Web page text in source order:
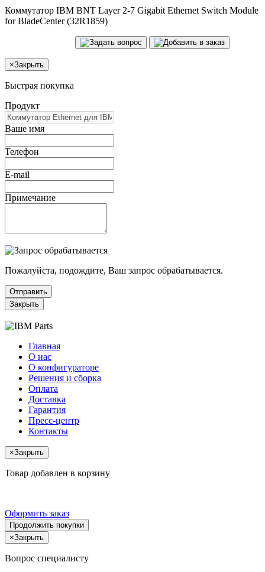
Коммутатор IBM BNT Layer 2-7 Gigabit Ethernet Switch Module
for BladeCenter (32R1859)
×Закрыть
Быстрая покупка
Продукт
Ваше имя
Телефон
E-mail
Примечание
Пожалуйста, подождите, Ваш запрос обрабатывается.
Отправить
Закрыть
Главная
О нас
О конфигураторе
Решения и сборка
Оплата
Доставка
Гарантия
Пресс-центр
Контакты
×Закрыть
Товар добавлен в корзину
Оформить заказ
Продолжить покупки
×Закрыть
Вопрос специалисту